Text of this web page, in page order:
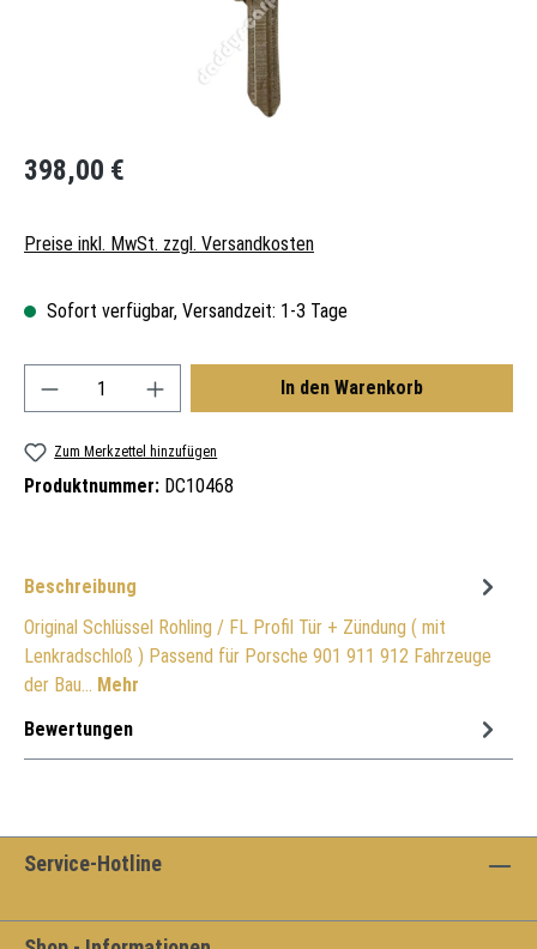
Regulärer Preis:
398,00 €
Preise inkl. MwSt. zzgl. Versandkosten
Sofort verfügbar, Versandzeit: 1-3 Tage
Produkt Anzahl: Gib den gewünschten Wert ein
In den Warenkorb
Zum Merkzettel hinzufügen
Produktnummer: DC10468
Beschreibung
Original Schlüssel Rohling / FL Profil Tür + Zündung ( mit
Lenkradschloß ) Passend für Porsche 901 911 912 Fahrzeuge
der Bau… Mehr
Bewertungen
Service-Hotline